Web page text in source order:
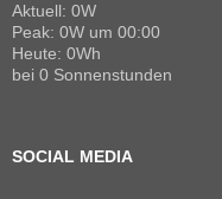
Aktuell: 0W
Peak: 0W um 00:00
Heute: 0Wh
bei 0 Sonnenstunden
SOCIAL MEDIA